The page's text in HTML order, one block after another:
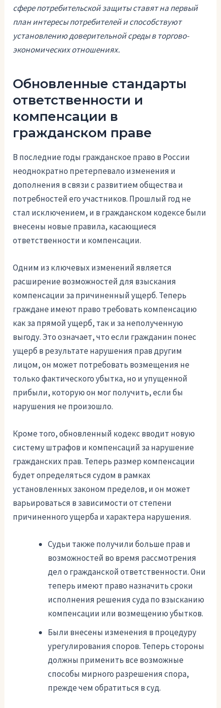
сфере потребительской защиты ставят на первый
план интересы потребителей и способствуют
установлению доверительной среды в торгово-
экономических отношениях.
Обновленные стандарты
ответственности и
компенсации в
гражданском праве
В последние годы гражданское право в России
неоднократно претерпевало изменения и
дополнения в связи с развитием общества и
потребностей его участников. Прошлый год не
стал исключением, и в гражданском кодексе были
внесены новые правила, касающиеся
ответственности и компенсации.
Одним из ключевых изменений является
расширение возможностей для взыскания
компенсации за причиненный ущерб. Теперь
граждане имеют право требовать компенсацию
как за прямой ущерб, так и за неполученную
выгоду. Это означает, что если гражданин понес
ущерб в результате нарушения прав другим
лицом, он может потребовать возмещения не
только фактического убытка, но и упущенной
прибыли, которую он мог получить, если бы
нарушения не произошло.
Кроме того, обновленный кодекс вводит новую
систему штрафов и компенсаций за нарушение
гражданских прав. Теперь размер компенсации
будет определяться судом в рамках
установленных законом пределов, и он может
варьироваться в зависимости от степени
причиненного ущерба и характера нарушения.
Судьи также получили больше прав и
возможностей во время рассмотрения
дел о гражданской ответственности. Они
теперь имеют право назначить сроки
исполнения решения суда по взысканию
компенсации или возмещению убытков.
Были внесены изменения в процедуру
урегулирования споров. Теперь стороны
должны применить все возможные
способы мирного разрешения спора,
прежде чем обратиться в суд.